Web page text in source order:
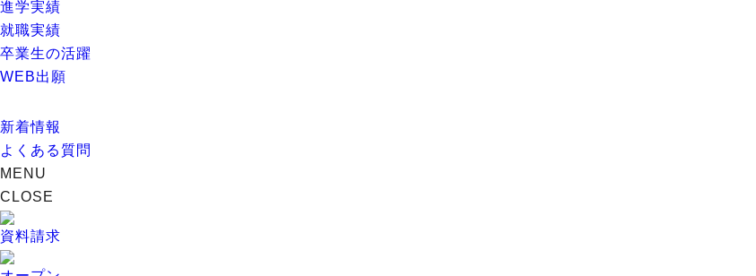
進学実績
就職実績
卒業生の活躍
WEB出願
新着情報
よくある質問
MENU
CLOSE
資料請求